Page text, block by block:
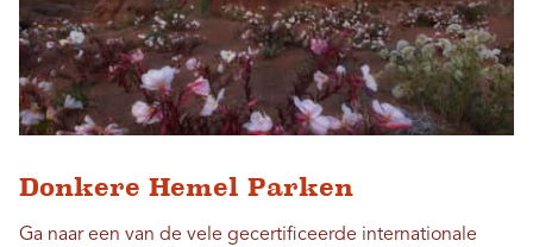
Donkere Hemel Parken
Ga naar een van de vele gecertificeerde internationale